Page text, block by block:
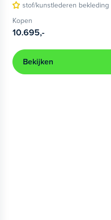
stof/kunstlederen bekleding
Kopen
10.695,-
Bekijken